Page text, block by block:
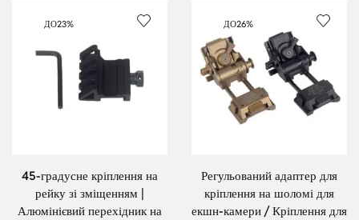
ДО23%
45-градусне кріплення на
рейку зі зміщенням |
Алюмінієвий перехідник на
ДО26%
Регульований адаптер для
кріплення на шоломі для
екшн-камери / Кріплення для